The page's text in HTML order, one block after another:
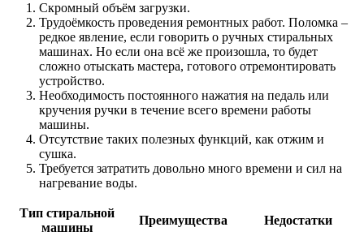
Скромный объём загрузки.
Трудоёмкость проведения ремонтных работ. Поломка –
редкое явление, если говорить о ручных стиральных
машинах. Но если она всё же произошла, то будет
сложно отыскать мастера, готового отремонтировать
устройство.
Необходимость постоянного нажатия на педаль или
кручения ручки в течение всего времени работы
машины.
Отсутствие таких полезных функций, как отжим и
сушка.
Требуется затратить довольно много времени и сил на
нагревание воды.
Тип стиральной
машины
Преимущества Недостатки